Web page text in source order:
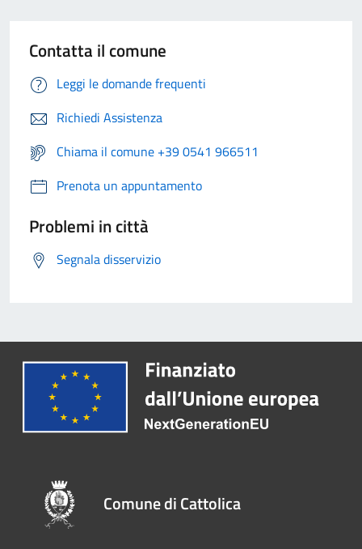
Contatta il comune
Leggi le domande frequenti
Richiedi Assistenza
Chiama il comune +39 0541 966511
Prenota un appuntamento
Problemi in città
Segnala disservizio
Comune di Cattolica